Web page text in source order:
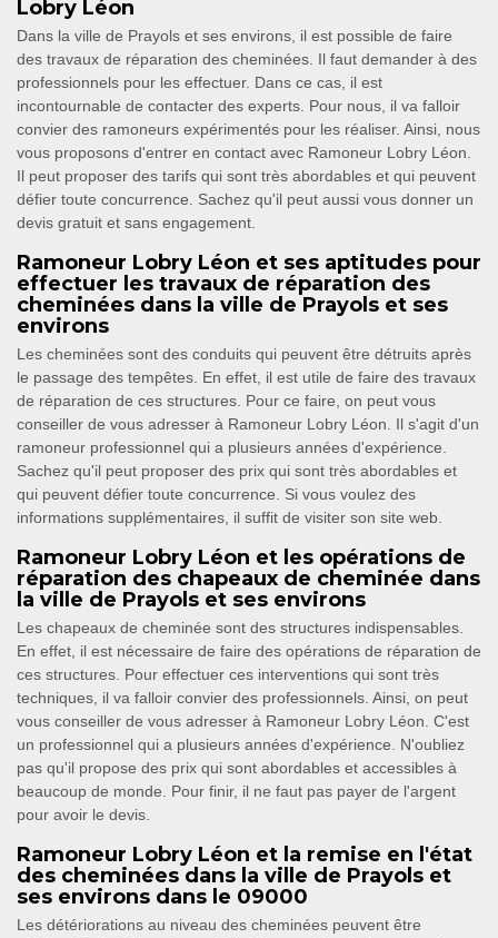
Lobry Léon
Dans la ville de Prayols et ses environs, il est possible de faire
des travaux de réparation des cheminées. Il faut demander à des
professionnels pour les effectuer. Dans ce cas, il est
incontournable de contacter des experts. Pour nous, il va falloir
convier des ramoneurs expérimentés pour les réaliser. Ainsi, nous
vous proposons d'entrer en contact avec Ramoneur Lobry Léon.
Il peut proposer des tarifs qui sont très abordables et qui peuvent
défier toute concurrence. Sachez qu'il peut aussi vous donner un
devis gratuit et sans engagement.
Ramoneur Lobry Léon et ses aptitudes pour
effectuer les travaux de réparation des
cheminées dans la ville de Prayols et ses
environs
Les cheminées sont des conduits qui peuvent être détruits après
le passage des tempêtes. En effet, il est utile de faire des travaux
de réparation de ces structures. Pour ce faire, on peut vous
conseiller de vous adresser à Ramoneur Lobry Léon. Il s'agit d'un
ramoneur professionnel qui a plusieurs années d'expérience.
Sachez qu'il peut proposer des prix qui sont très abordables et
qui peuvent défier toute concurrence. Si vous voulez des
informations supplémentaires, il suffit de visiter son site web.
Ramoneur Lobry Léon et les opérations de
réparation des chapeaux de cheminée dans
la ville de Prayols et ses environs
Les chapeaux de cheminée sont des structures indispensables.
En effet, il est nécessaire de faire des opérations de réparation de
ces structures. Pour effectuer ces interventions qui sont très
techniques, il va falloir convier des professionnels. Ainsi, on peut
vous conseiller de vous adresser à Ramoneur Lobry Léon. C'est
un professionnel qui a plusieurs années d'expérience. N'oubliez
pas qu'il propose des prix qui sont abordables et accessibles à
beaucoup de monde. Pour finir, il ne faut pas payer de l'argent
pour avoir le devis.
Ramoneur Lobry Léon et la remise en l'état
des cheminées dans la ville de Prayols et
ses environs dans le 09000
Les détériorations au niveau des cheminées peuvent être